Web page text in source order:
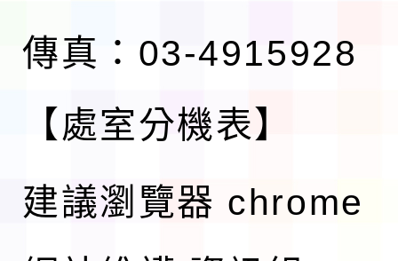
傳真：03-4915928
【處室分機表】
建議瀏覽器 chrome